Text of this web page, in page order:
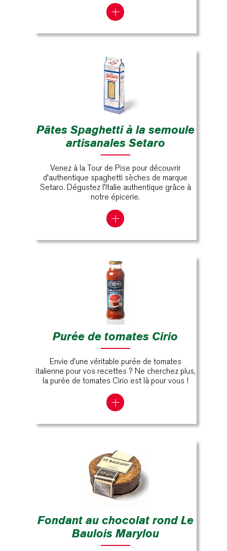
Pâtes Spaghetti à la semoule
artisanales Setaro
Venez à la Tour de Pise pour découvrir
d'authentique spaghetti sèches de marque
Setaro. Dégustez l'Italie authentique grâce à
notre épicerie.
Purée de tomates Cirio
Envie d'une véritable purée de tomates
italienne pour vos recettes ? Ne cherchez plus,
la purée de tomates Cirio est là pour vous !
Fondant au chocolat rond Le
Baulois Marylou